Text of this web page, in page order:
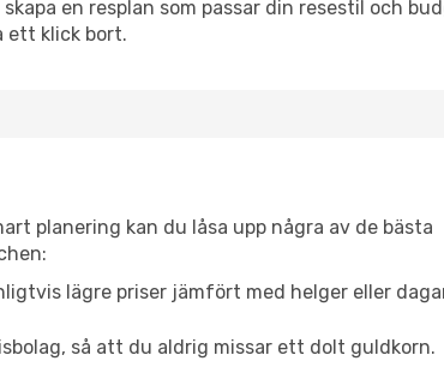
en resplan som passar din resestil och
ett klick bort.
planering kan du låsa upp några av de bästa
lägre priser jämfört med helger eller
så att du aldrig missar ett dolt guldkorn.